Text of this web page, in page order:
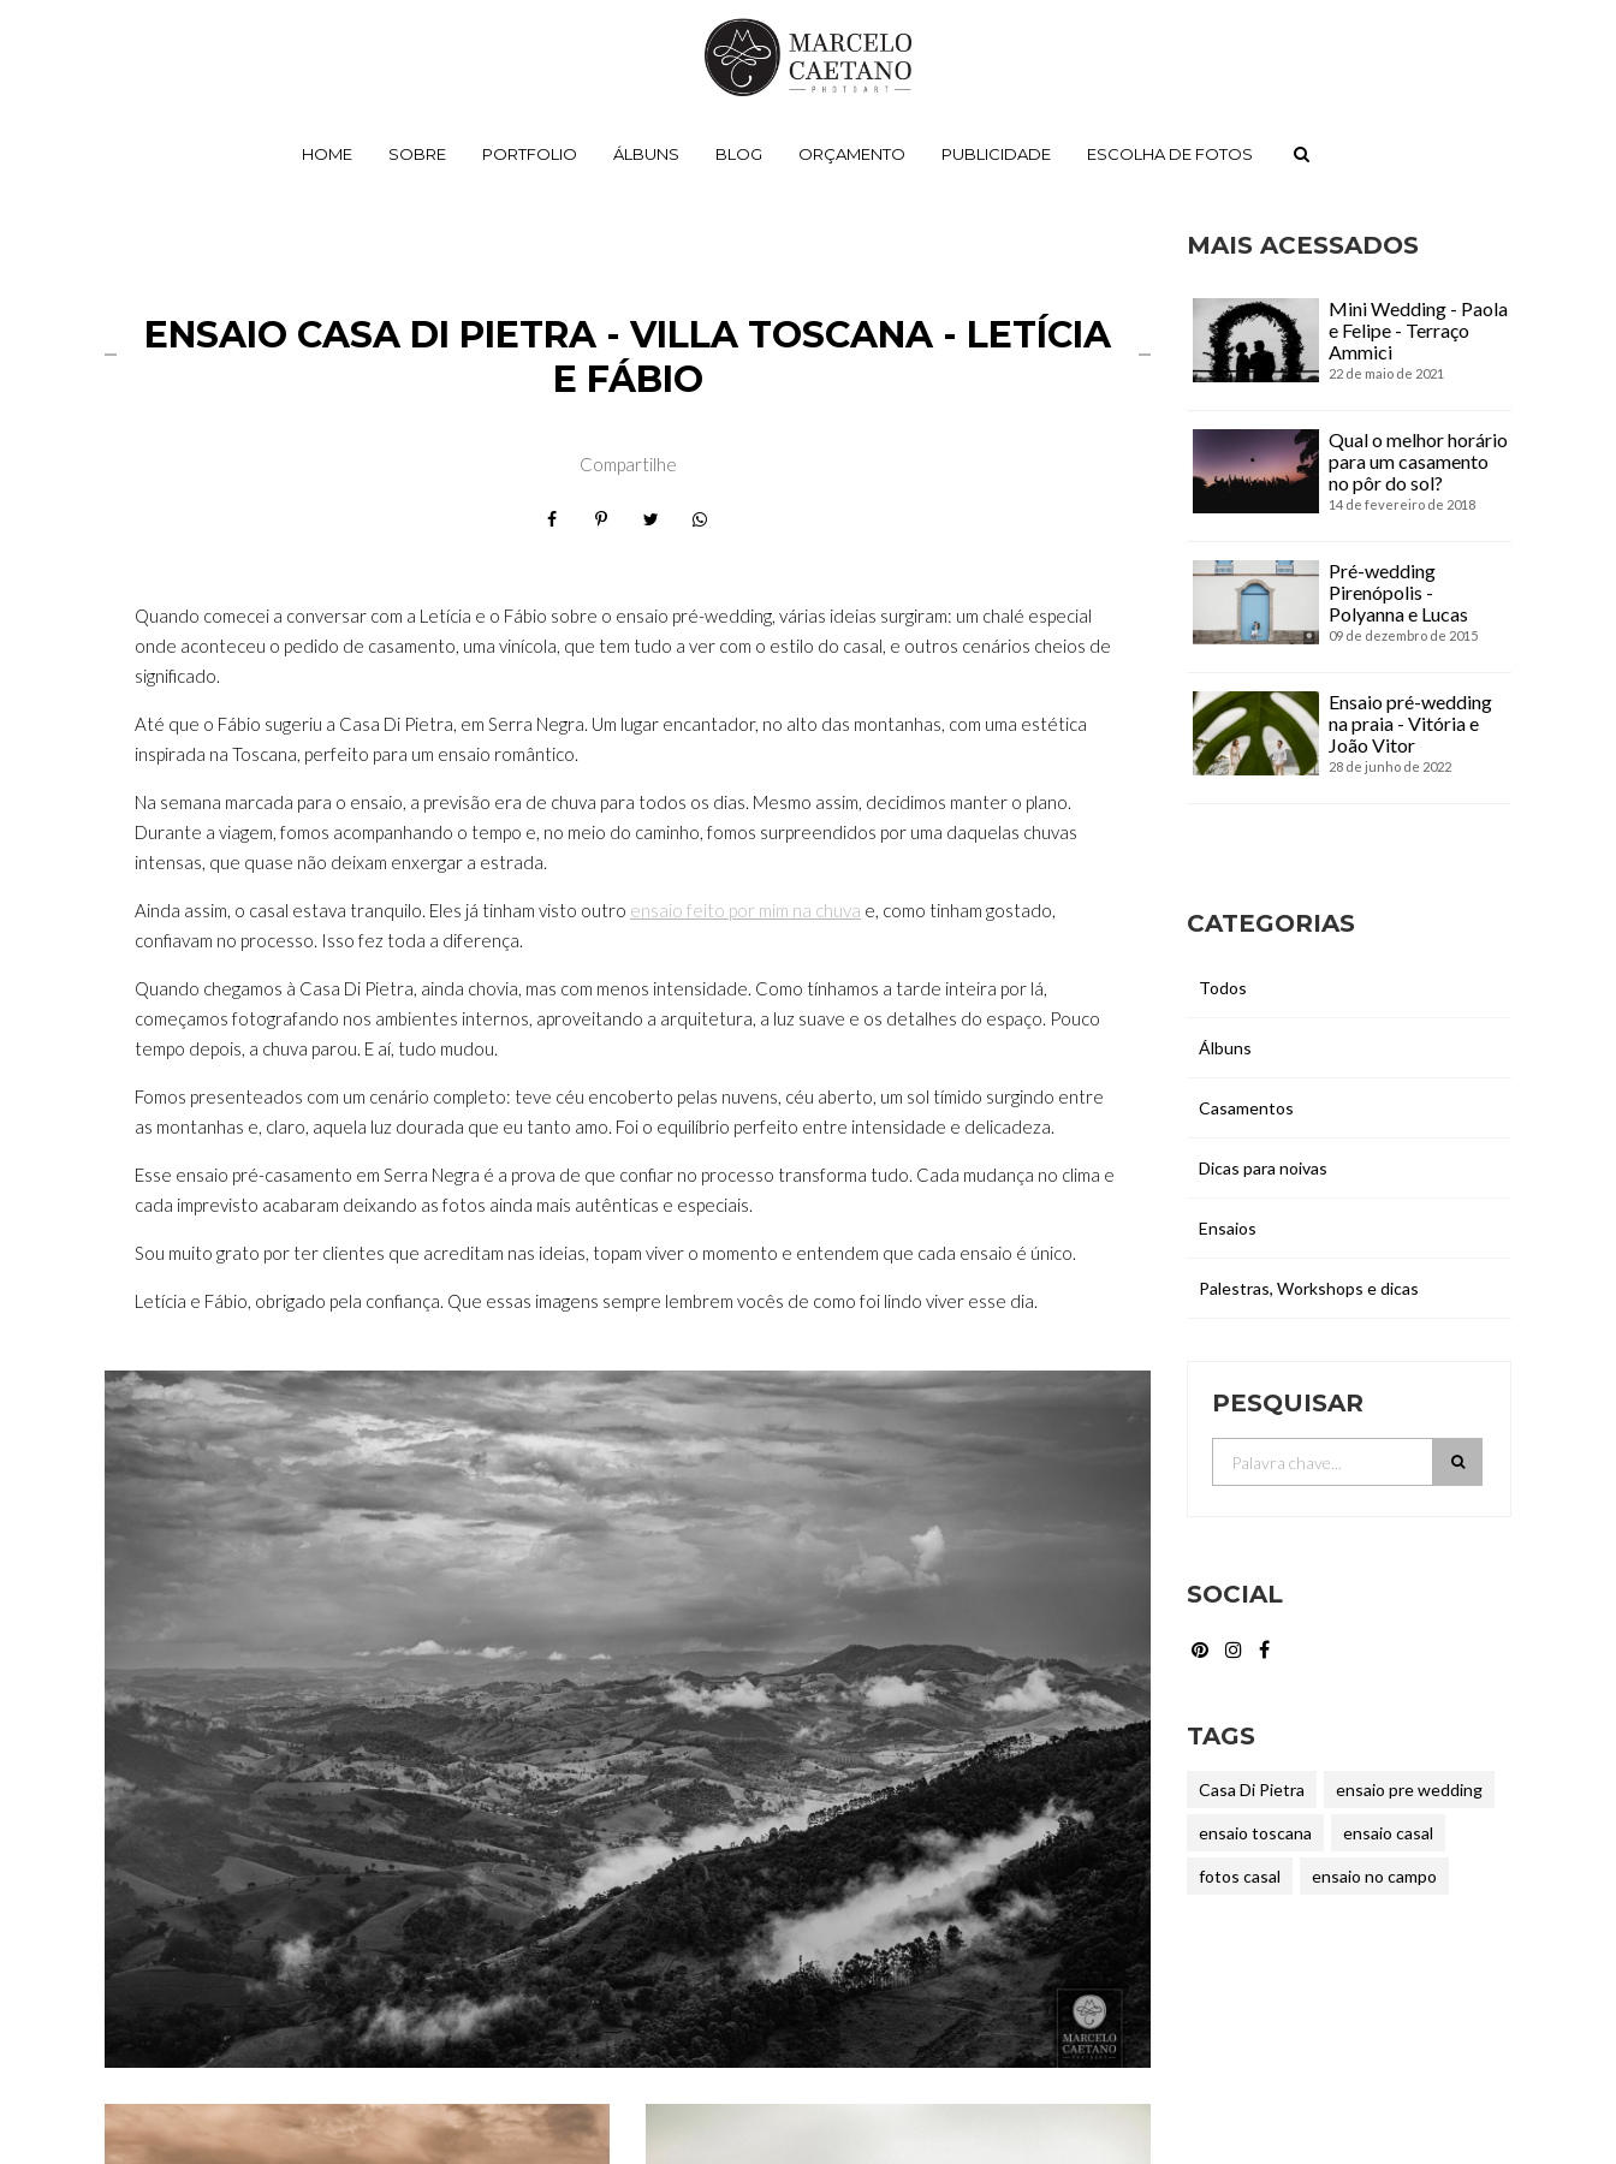
HOME SOBRE PORTFOLIO ÁLBUNS BLOG ORÇAMENTO PUBLICIDADE ESCOLHA DE FOTOS
ENSAIO CASA DI PIETRA - VILLA TOSCANA - LETÍCIA
E FÁBIO
Compartilhe
Quando comecei a conversar com a Letícia e o Fábio sobre o ensaio pré-wedding, várias ideias surgiram: um chalé especial
onde aconteceu o pedido de casamento, uma vinícola, que tem tudo a ver com o estilo do casal, e outros cenários cheios de
significado.
Até que o Fábio sugeriu a Casa Di Pietra, em Serra Negra. Um lugar encantador, no alto das montanhas, com uma estética
inspirada na Toscana, perfeito para um ensaio romântico.
Na semana marcada para o ensaio, a previsão era de chuva para todos os dias. Mesmo assim, decidimos manter o plano.
Durante a viagem, fomos acompanhando o tempo e, no meio do caminho, fomos surpreendidos por uma daquelas chuvas
intensas, que quase não deixam enxergar a estrada.
Ainda assim, o casal estava tranquilo. Eles já tinham visto outro ensaio feito por mim na chuva e, como tinham gostado,
confiavam no processo. Isso fez toda a diferença.
Quando chegamos à Casa Di Pietra, ainda chovia, mas com menos intensidade. Como tínhamos a tarde inteira por lá,
começamos fotografando nos ambientes internos, aproveitando a arquitetura, a luz suave e os detalhes do espaço. Pouco
tempo depois, a chuva parou. E aí, tudo mudou.
Fomos presenteados com um cenário completo: teve céu encoberto pelas nuvens, céu aberto, um sol tímido surgindo entre
as montanhas e, claro, aquela luz dourada que eu tanto amo. Foi o equilíbrio perfeito entre intensidade e delicadeza.
Esse ensaio pré-casamento em Serra Negra é a prova de que confiar no processo transforma tudo. Cada mudança no clima e
cada imprevisto acabaram deixando as fotos ainda mais autênticas e especiais.
Sou muito grato por ter clientes que acreditam nas ideias, topam viver o momento e entendem que cada ensaio é único.
Letícia e Fábio, obrigado pela confiança. Que essas imagens sempre lembrem vocês de como foi lindo viver esse dia.
MAIS ACESSADOS
Mini Wedding - Paola
e Felipe - Terraço
Ammici
22 de maio de 2021
Qual o melhor horário
para um casamento
no pôr do sol?
14 de fevereiro de 2018
Pré-wedding
Pirenópolis -
Polyanna e Lucas
09 de dezembro de 2015
Ensaio pré-wedding
na praia - Vitória e
João Vitor
28 de junho de 2022
CATEGORIAS
Todos
Álbuns
Casamentos
Dicas para noivas
Ensaios
Palestras, Workshops e dicas
PESQUISAR
SOCIAL
TAGS
Casa Di Pietra ensaio pre wedding
ensaio toscana ensaio casal
fotos casal ensaio no campo